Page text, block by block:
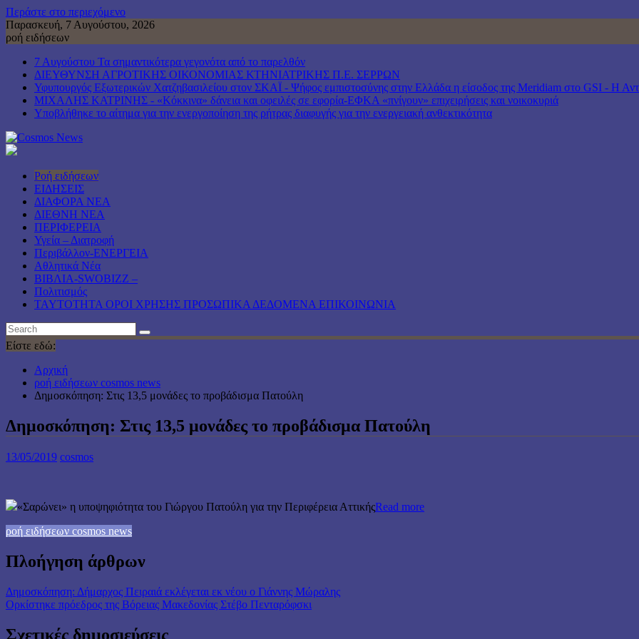
Περάστε στο περιεχόμενο
Παρασκευή, 7 Αυγούστου, 2026
ροή ειδήσεων
7 Αυγούστου Τα σημαντικότερα γεγονότα από το παρελθόν
ΔΙΕΥΘΥΝΣΗ ΑΓΡΟΤΙΚΗΣ ΟΙΚΟΝΟΜΙΑΣ ΚΤΗΝΙΑΤΡΙΚΗΣ Π.Ε. ΣΕΡΡΩΝ
Υφυπουργός Εξωτερικών Χατζηβασιλείου στον ΣΚΑΪ - Ψήφος εμπιστοσύνης στην Ελλάδα η είσοδος της Meridiam στο GSI - Η
ΜΙΧΑΛΗΣ ΚΑΤΡΙΝΗΣ - «Κόκκινα» δάνεια και οφειλές σε εφορία-ΕΦΚΑ «πνίγουν» επιχειρήσεις και νοικοκυριά
Υποβλήθηκε το αίτημα για την ενεργοποίηση της ρήτρας διαφυγής για την ενεργειακή ανθεκτικότητα
Ροή ειδήσεων
ΕΙΔΗΣΕΙΣ
ΔΙΑΦΟΡΑ ΝΕΑ
ΔΙΕΘΝΗ ΝΕΑ
ΠΕΡΙΦΕΡΕΙΑ
Υγεία – Διατροφή
Περιβάλλον-ΕΝΕΡΓΕΙΑ
Αθλητικά Νέα
ΒΙΒΛΙΑ-SWOBIZZ –
Πολιτισμός
TAYTOTHTA ΟΡΟΙ ΧΡΗΣΗΣ ΠΡΟΣΩΠΙΚΑ ΔΕΔΟΜΕΝΑ ΕΠΙΚΟΙΝΩΝΙΑ
Είστε εδώ:
Αρχική
ροή ειδήσεων cosmos news
Δημοσκόπηση: Στις 13,5 μονάδες το προβάδισμα Πατούλη
Δημοσκόπηση: Στις 13,5 μονάδες το προβάδισμα Πατούλη
13/05/2019 cosmos
«Σαρώνει» η υποψηφιότητα του Γιώργου Πατούλη για την Περιφέρεια ΑττικήςRead more
ροή ειδήσεων cosmos news
Πλοήγηση άρθρων
Δημοσκόπηση: Δήμαρχος Πειραιά εκλέγεται εκ νέου ο Γιάννης Μώραλης
Ορκίστηκε πρόεδρος της Βόρειας Μακεδονίας Στέβο Πενταρόφσκι
Σχετικές δημοσιεύσεις